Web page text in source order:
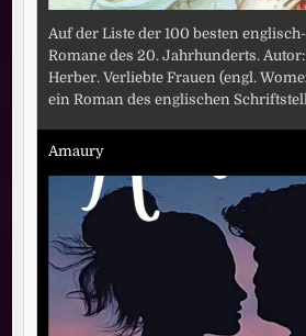
Auf der Liste der 100 besten
Romane des 20. Jahrhunderts.
Herber. Verliebte Frauen (engl.
ein Roman des englischen
Amaury